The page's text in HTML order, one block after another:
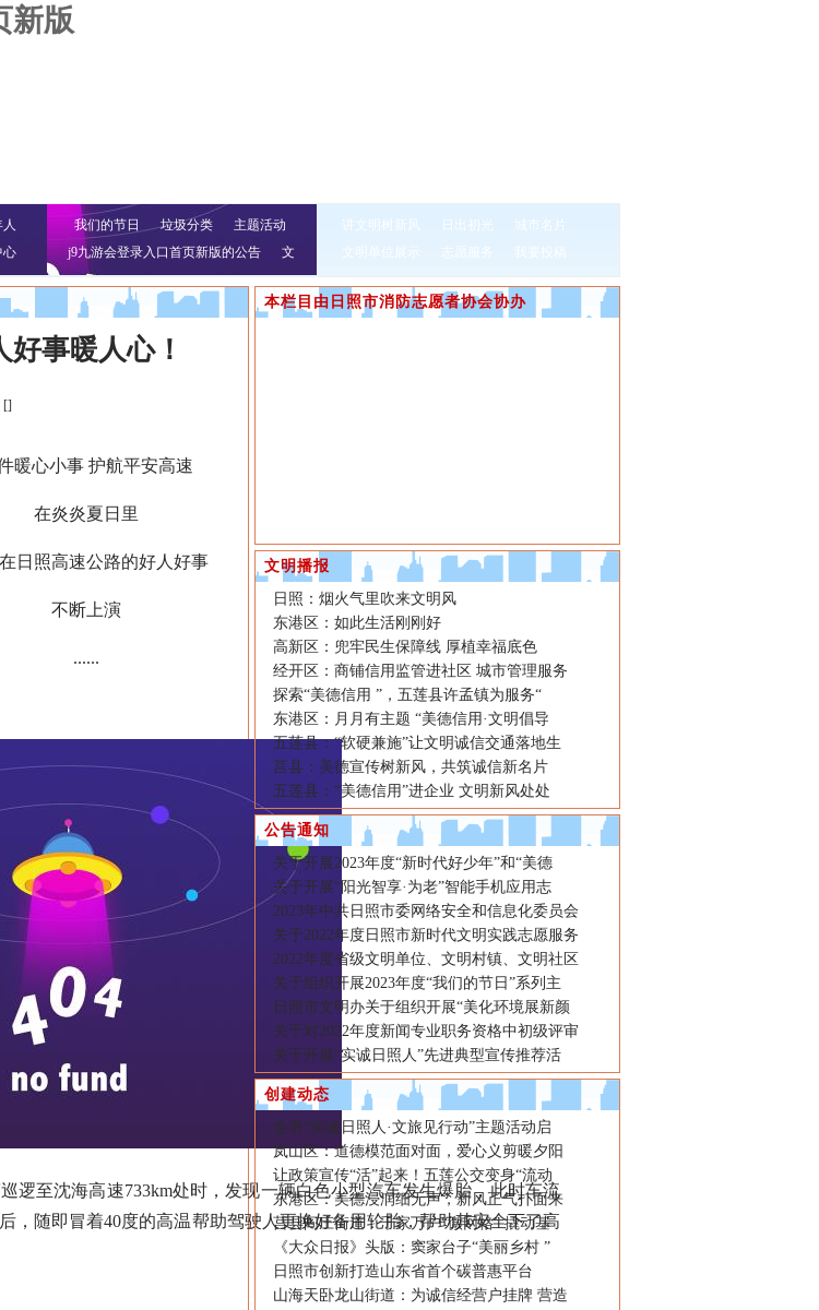
新版
心
我们的节日 垃圾分类
主题活动
j9九游会登录入口首页新版的公告
文
明行动
讲文明树新风 日出初光
城市名片
文明单位展示
志愿服务 我要投稿
事暖人心！
[]
心小事 护航平安高速
在炎炎夏日里
照高速公路的好人好事
不断上演
......
至沈海高速733km处时，发现一辆白色小型汽车发生爆胎，此时车流
，随即冒着40度的高温帮助驾驶人更换好备用轮胎，帮助其安全下了高
本栏目由日照市消防志愿者协会协办
文明播报
日照：烟火气里吹来文明风
东港区：如此生活刚刚好
高新区：兜牢民生保障线 厚植幸福底色
经开区：商铺信用监管进社区 城市管理服务
探索“美德信用 ”，五莲县许孟镇为服务“
东港区：月月有主题 “美德信用·文明倡导
五莲县：“软硬兼施”让文明诚信交通落地生
莒县：美德宣传树新风，共筑诚信新名片
五莲县：“美德信用”进企业 文明新风处处
公告通知
关于开展2023年度“新时代好少年”和“美德
关于开展“阳光智享·为老”智能手机应用志
2023年中共日照市委网络安全和信息化委员会
关于2022年度日照市新时代文明实践志愿服务
2022年度省级文明单位、文明村镇、文明社区
关于组织开展2023年度“我们的节日”系列主
日照市文明办关于组织开展“美化环境展新颜
关于对2022年度新闻专业职务资格中初级评审
关于开展“实诚日照人”先进典型宣传推荐活
创建动态
全市“实诚日照人·文旅见行动”主题活动启
岚山区：道德模范面对面，爱心义剪暖夕阳
让政策宣传“活”起来！五莲公交变身“流动
东港区：美德浸润细无声，新风正气扑面来
莒县阎庄街道：千家万户“微网格” 撬动基
《大众日报》头版：窦家台子“美丽乡村 ”
日照市创新打造山东省首个碳普惠平台
山海天卧龙山街道：为诚信经营户挂牌 营造